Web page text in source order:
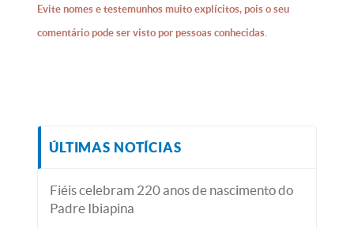
Evite nomes e testemunhos muito explícitos, pois o seu
comentário pode ser visto por pessoas conhecidas.
ÚLTIMAS NOTÍCIAS
Fiéis celebram 220 anos de nascimento do
Padre Ibiapina